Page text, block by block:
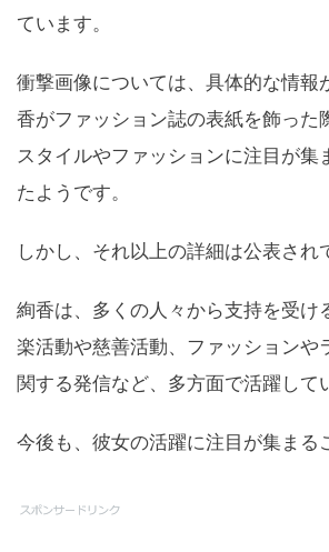
ています。
衝撃画像については、具体的な情報
香がファッション誌の表紙を飾った
スタイルやファッションに注目が集
たようです。
しかし、それ以上の詳細は公表され
絢香は、多くの人々から支持を受け
楽活動や慈善活動、ファッションや
関する発信など、多方面で活躍して
今後も、彼女の活躍に注目が集まる